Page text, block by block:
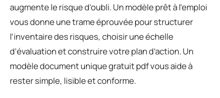
augmente le risque d’oubli. Un modèle prêt à l’emploi
vous donne une trame éprouvée pour structurer
l’inventaire des risques, choisir une échelle
d’évaluation et construire votre plan d’action. Un
modèle document unique gratuit pdf vous aide à
rester simple, lisible et conforme.